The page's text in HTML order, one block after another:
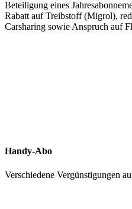
Beteiligung eines
Rabatt auf Treibstoff (Migrol),
Carsharing sowie Anspruch auf
Handy-Abo
Verschiedene Vergünstigungen